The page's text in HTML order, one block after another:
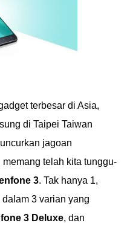
terbesar di Asia,
di Taipei Taiwan
jagoan
telah kita tunggu-
3. Tak hanya 1,
3 varian yang
3 Deluxe, dan